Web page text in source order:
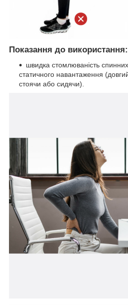
Показання до використання:
швидка стомлюваність
статичного навантаження
стоячи або сидячи).